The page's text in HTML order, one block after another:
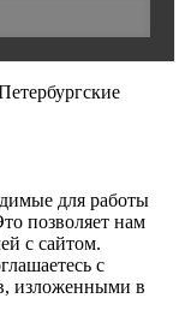
для работы
позволяет нам
с сайтом.
с
изложенными в